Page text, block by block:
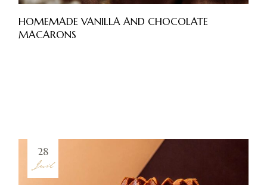
HOMEMADE VANILLA AND CHOCOLATE
MACARONS
28
Juil